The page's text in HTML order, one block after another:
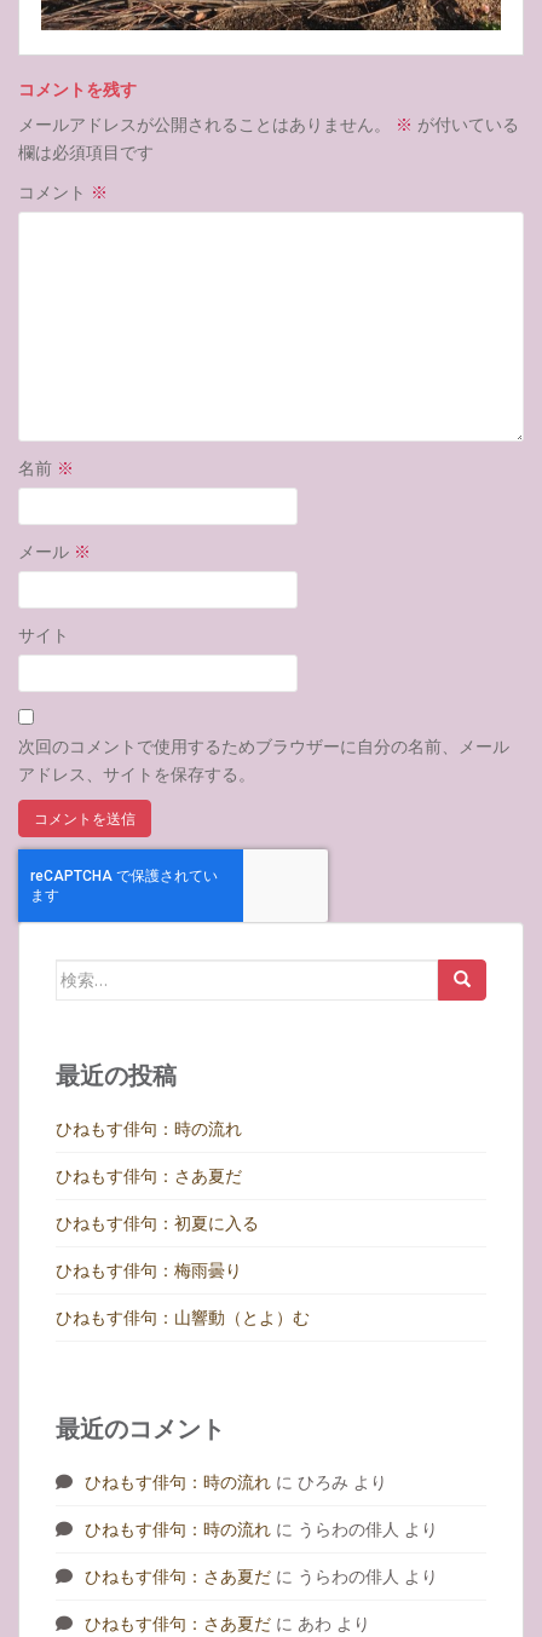
コメントを残す
メールアドレスが公開されることはありません。
※ が付いている
欄は必須項目です
コメント ※
名前 ※
メール ※
サイト
次回のコメントで使用するためブラウザーに自分の名前、メール
アドレス、サイトを保存する。
検
最近の投稿
ひねもす俳句：時の流れ
ひねもす俳句：さあ夏だ
ひねもす俳句：初夏に入る
ひねもす俳句：梅雨曇り
ひねもす俳句：山響動（とよ）む
最近のコメント
ひねもす俳句：時の流れ に ひろみ より
ひねもす俳句：時の流れ に うらわの俳人 より
ひねもす俳句：さあ夏だ に うらわの俳人 より
ひねもす俳句：さあ夏だ に あわ より